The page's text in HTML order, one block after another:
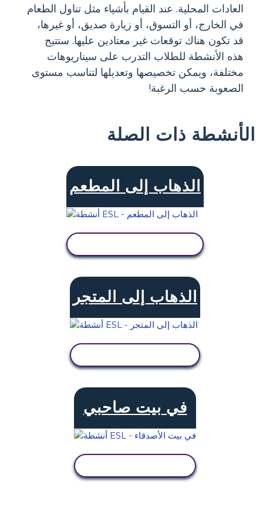
العادات المحلية. عند القيام بأشياء مثل تناول الطعام
في الخارج، أو التسوق، أو زيارة صديق، أو غيرها،
قد تكون هناك توقعات غير معتادين عليها. ستتيح
هذه الأنشطة للطلاب التدرب على سيناريوهات
مختلفة، ويمكن تخصيصها وتعديلها لتناسب مستوى
الصعوبة حسب الرغبة!
الأنشطة ذات الصلة
الذهاب إلى المطعم
الذهاب إلى المتجر
في بيت صاحبي